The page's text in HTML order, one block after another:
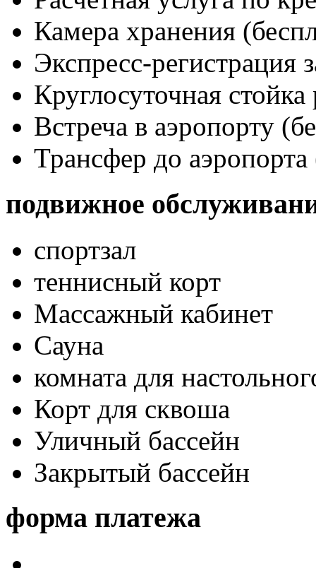
Камера хранения
Экспресс-регистрация
Круглосуточная стойка
Встреча в аэропорту
Трансфер до аэропорта
подвижное
спортзал
теннисный корт
Массажный кабинет
Сауна
комната для
Корт для сквоша
Уличный бассейн
Закрытый бассейн
форма платежа